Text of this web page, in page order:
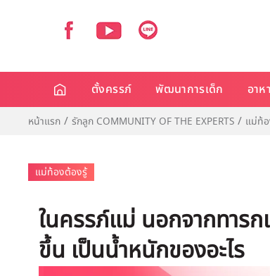
ตั้งครรภ์ พัฒนาการเด็ก อาห
หน้าแรก รักลูก COMMUNITY OF THE EXPERTS แม่ท้
แม่ท้องต้องรู้
ในครรภ์แม่ นอกจากทารก
ขึ้น เป็นน้ำหนักของอะไร